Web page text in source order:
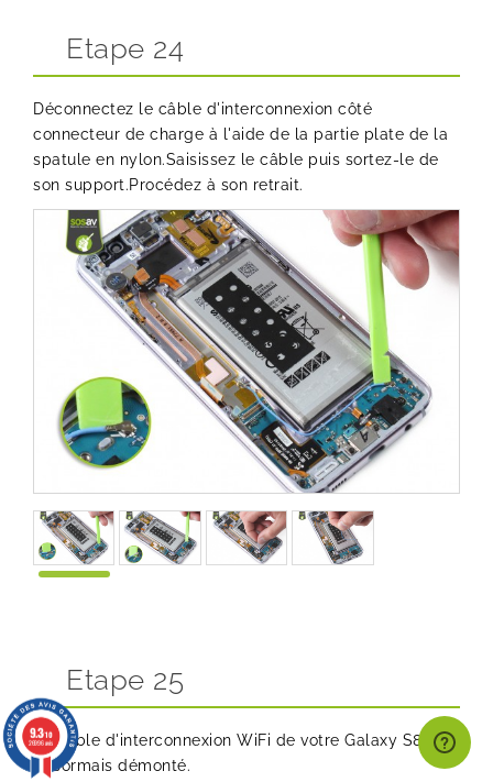
Etape 24
Déconnectez le câble d'interconnexion côté
connecteur de charge à l'aide de la partie plate de la
spatule en nylon.Saisissez le câble puis sortez-le de
son support.Procédez à son retrait.
Etape 25
Le câble d'interconnexion WiFi de votre Galaxy S8+ est
désormais démonté.
9.3/10
26996 avis